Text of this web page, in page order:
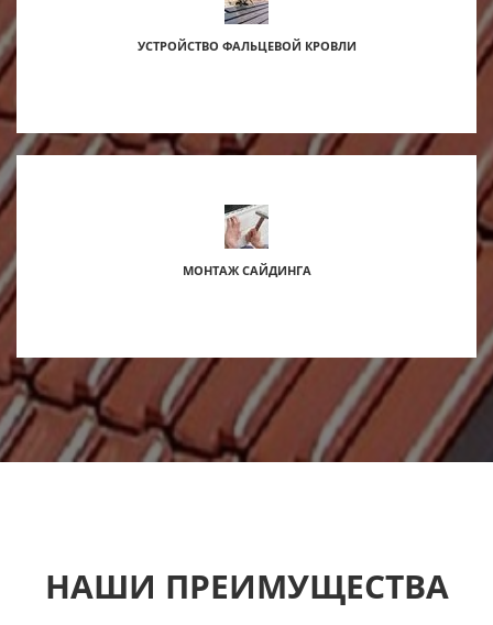
УСТРОЙСТВО ФАЛЬЦЕВОЙ КРОВЛИ
МОНТАЖ САЙДИНГА
НАШИ ПРЕИМУЩЕСТВА